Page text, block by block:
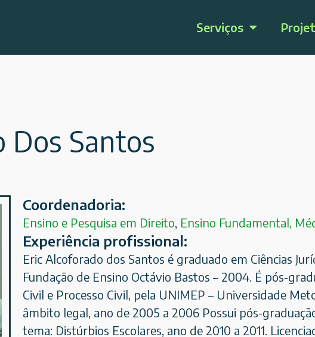
Serviços
Dos Santos
Coordenadoria:
Ensino e Pesquisa em Direito, Ensino Fundamental,
Experiência profissional:
Eric Alcoforado dos Santos é graduado em Ciências
Fundação de Ensino Octávio Bastos – 2004. É pós-
Civil e Processo Civil, pela UNIMEP – Universidade
âmbito legal, ano de 2005 a 2006 Possui pós-
tema: Distúrbios Escolares, ano de 2010 a 2011.